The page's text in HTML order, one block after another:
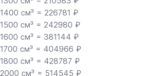
1400 см³ = 226781 ₽
1500 см³ = 242980 ₽
1600 см³ = 381144 ₽
1700 см³ = 404966 ₽
1800 см³ = 428787 ₽
2000 см³ = 514545 ₽